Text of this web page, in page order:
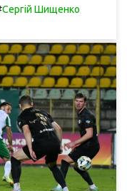
Сергій Шищенко